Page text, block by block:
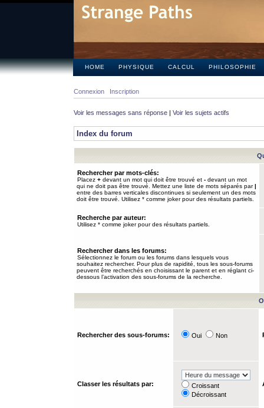
HOME PHYSIQUE CALCUL PHILOSOPHIE
Connexion Inscription
Voir les messages sans réponse | Voir les sujets actifs
Index du forum
Rechercher par mots-clés:
Placez + devant un mot qui doit être trouvé et - devant un mot
qui ne doit pas être trouvé. Mettez une liste de mots séparés par|
entre des barres verticales discontinues si seulement un des mots
doit être trouvé. Utilisez * comme joker pour des résultats partiels.
Recherche par auteur:
Utilisez * comme joker pour des résultats partiels.
Rechercher dans les forums:
Sélectionnez le forum ou les forums dans lesquels vous
souhaitez rechercher. Pour plus de rapidité, tous les sous-forums
peuvent être recherchés en choisissant le parent et en réglant ci-
dessous l’activation des sous-forums de la recherche.
Rechercher des sous-forums: Oui Non
Classer les résultats par:
Croissant
Décroissant